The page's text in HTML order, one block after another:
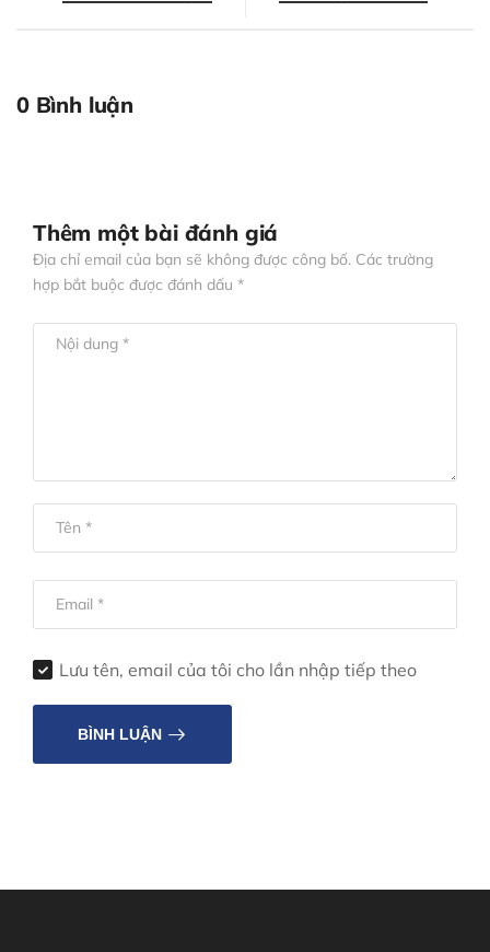
0 Bình luận
Thêm một bài đánh giá
Địa chỉ email của bạn sẽ không được công bố. Các trường
hợp bắt buộc được đánh dấu *
Lưu tên, email của tôi cho lần nhập tiếp theo
BÌNH LUẬN